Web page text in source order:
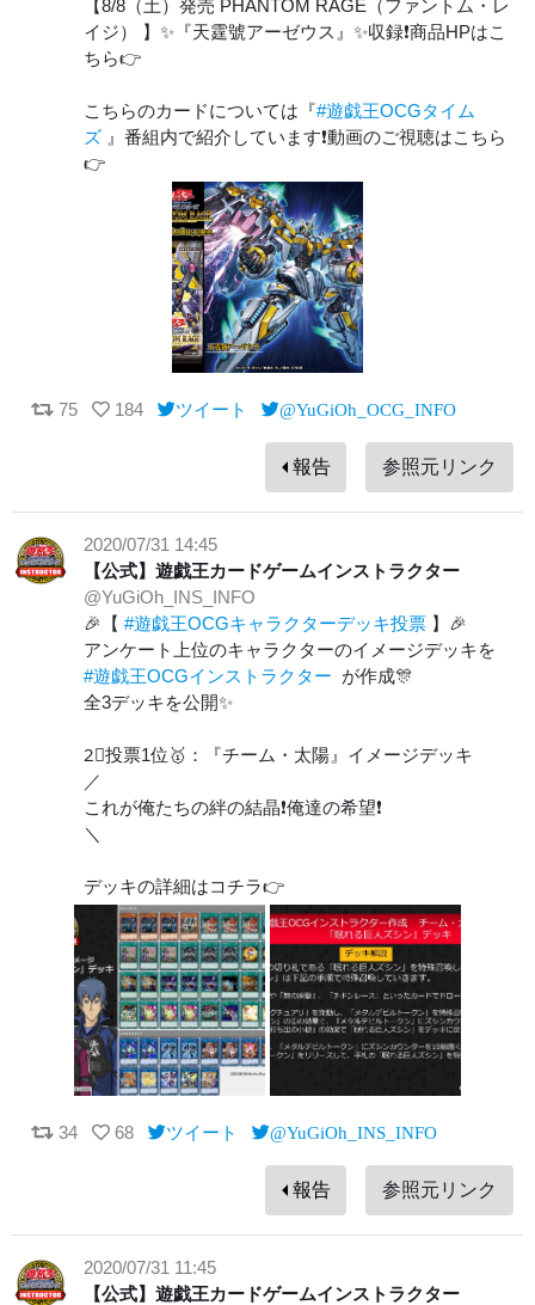
【8/8（土）発売 PHANTOM RAGE（ファントム・レ
イジ） 】✨『天霆號アーゼウス』✨収録❗️商品HPはこ
ちら👉
こちらのカードについては『#遊戯王OCGタイム
ズ 』番組内で紹介しています❗️動画のご視聴はこちら
👉
75 184 ツイート @YuGiOh_OCG_INFO
報告 参照元リンク
2020/07/31 14:45
【公式】遊戯王カードゲームインストラクター
@YuGiOh_INS_INFO
🎉【 #遊戯王OCGキャラクターデッキ投票 】🎉
アンケート上位のキャラクターのイメージデッキを
#遊戯王OCGインストラクター が作成🎊
全3デッキを公開✨
2⃣投票1位🥇：『チーム・太陽』イメージデッキ
／
これが俺たちの絆の結晶❗俺達の希望❗
＼
デッキの詳細はコチラ👉
34 68 ツイート @YuGiOh_INS_INFO
報告 参照元リンク
2020/07/31 11:45
【公式】遊戯王カードゲームインストラクター